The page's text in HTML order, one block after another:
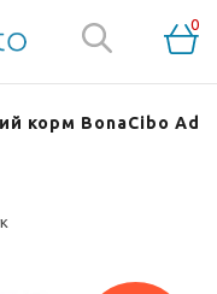
0
корм BonaCibo